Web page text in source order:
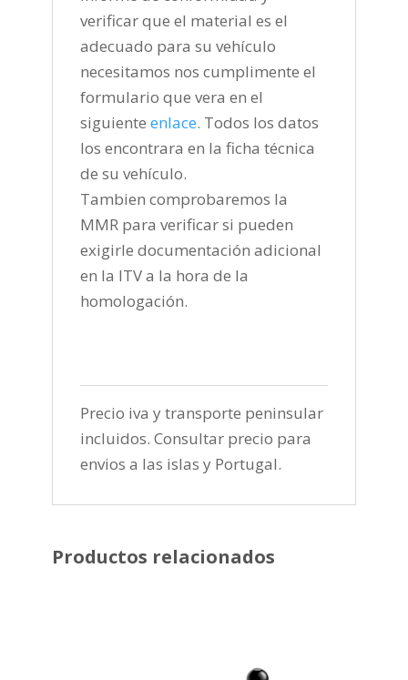
verificar que el material es el
adecuado para su vehículo
necesitamos nos cumplimente el
formulario que vera en el
siguiente enlace. Todos los datos
los encontrara en la ficha técnica
de su vehículo.
Tambien comprobaremos la
MMR para verificar si pueden
exigirle documentación adicional
en la ITV a la hora de la
homologación.
Precio iva y transporte peninsular
incluidos. Consultar precio para
envios a las islas y Portugal.
Productos relacionados